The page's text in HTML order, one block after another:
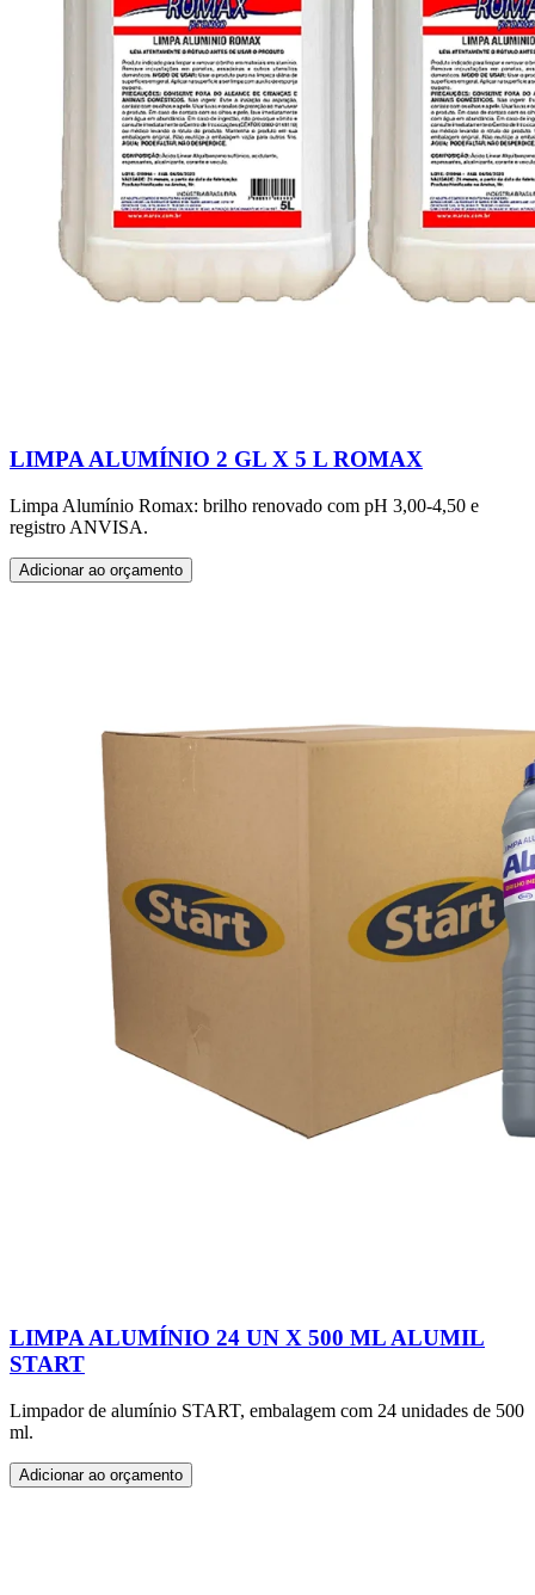
LIMPA ALUMÍNIO 2 GL X 5 L ROMAX
Limpa Alumínio Romax: brilho renovado com pH 3,00-4,50 e
registro ANVISA.
Adicionar ao orçamento
LIMPA ALUMÍNIO 24 UN X 500 ML ALUMIL
START
Limpador de alumínio START, embalagem com 24 unidades de 500
ml.
Adicionar ao orçamento